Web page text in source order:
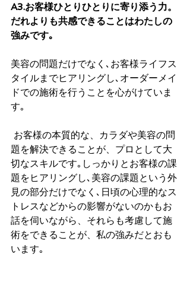
A3.お客様ひとりひとりに寄り添う力。
だれよりも共感できることはわたしの
強みです｡
美容の問題だけでなく､お客様ライフス
タイルまでヒアリングし､オーダーメイ
ドでの施術を行うことを心がけていま
す｡
題を解決できることが、プロとして大
切なスキルです｡しっかりとお客様の課
題をヒアリングし､美容の課題という外
見の部分だけでなく､日頃の心理的なス
トレスなどからの影響がないのかもお
話を伺いながら、それらも考慮して施
術をできることが、私の強みだとおも
います｡